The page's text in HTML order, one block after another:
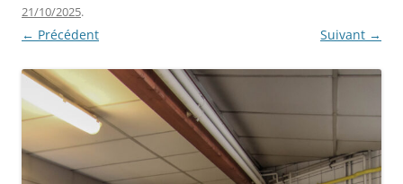
21/10/2025.
← Précédent Suivant →